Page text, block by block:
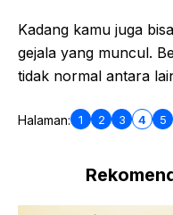
Kadang kamu juga
gejala yang muncul.
tidak normal antara
Halaman: 1 2 3 4 5